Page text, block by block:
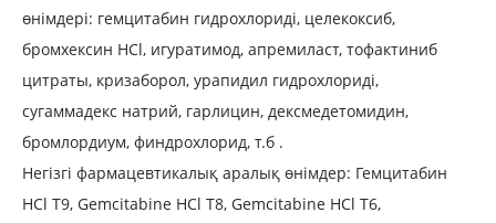
өнімдері: гемцитабин гидрохлориді, целекоксиб,
бромхексин HCl, игуратимод, апремиласт, тофактиниб
цитраты, кризаборол, урапидил гидрохлориді,
сугаммадекс натрий, гарлицин, дексмедетомидин,
бромлордиум, финдрохлорид, т.б .
Негізгі фармацевтикалық аралық өнімдер: Гемцитабин
HCl T9, Gemcitabine HCl T8, Gemcitabine HCl T6,